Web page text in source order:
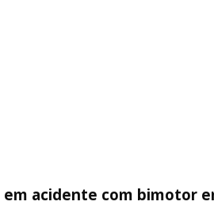
acidente com bimotor